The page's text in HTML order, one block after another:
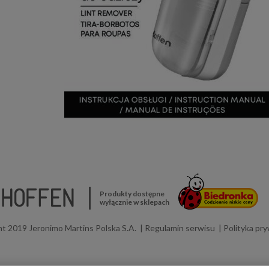
Produkty dostępne
wyłącznie w sklepach
2019 Jeronimo Martins Polska S.A. Regulamin serwisu Polityka